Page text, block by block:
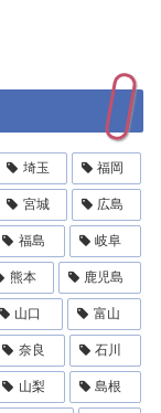
埼玉 福岡
宮城 広島
福島 岐阜
熊本 鹿児島
山口 富山
奈良 石川
山梨 島根